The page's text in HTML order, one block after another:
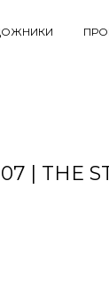
| THE